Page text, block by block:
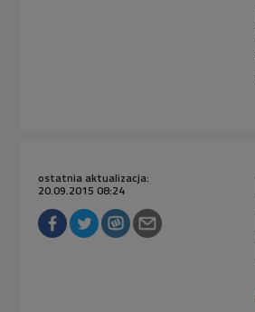
ostatnia aktualizacja:
20.09.2015 08:24